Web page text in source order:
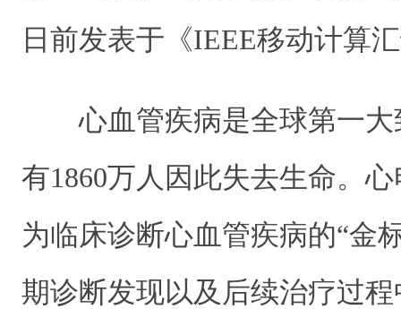
日前发表于《IEEE移动计算
心血管疾病是全球第一大
有1860万人因此失去生命。
为临床诊断心血管疾病的“金
期诊断发现以及后续治疗过